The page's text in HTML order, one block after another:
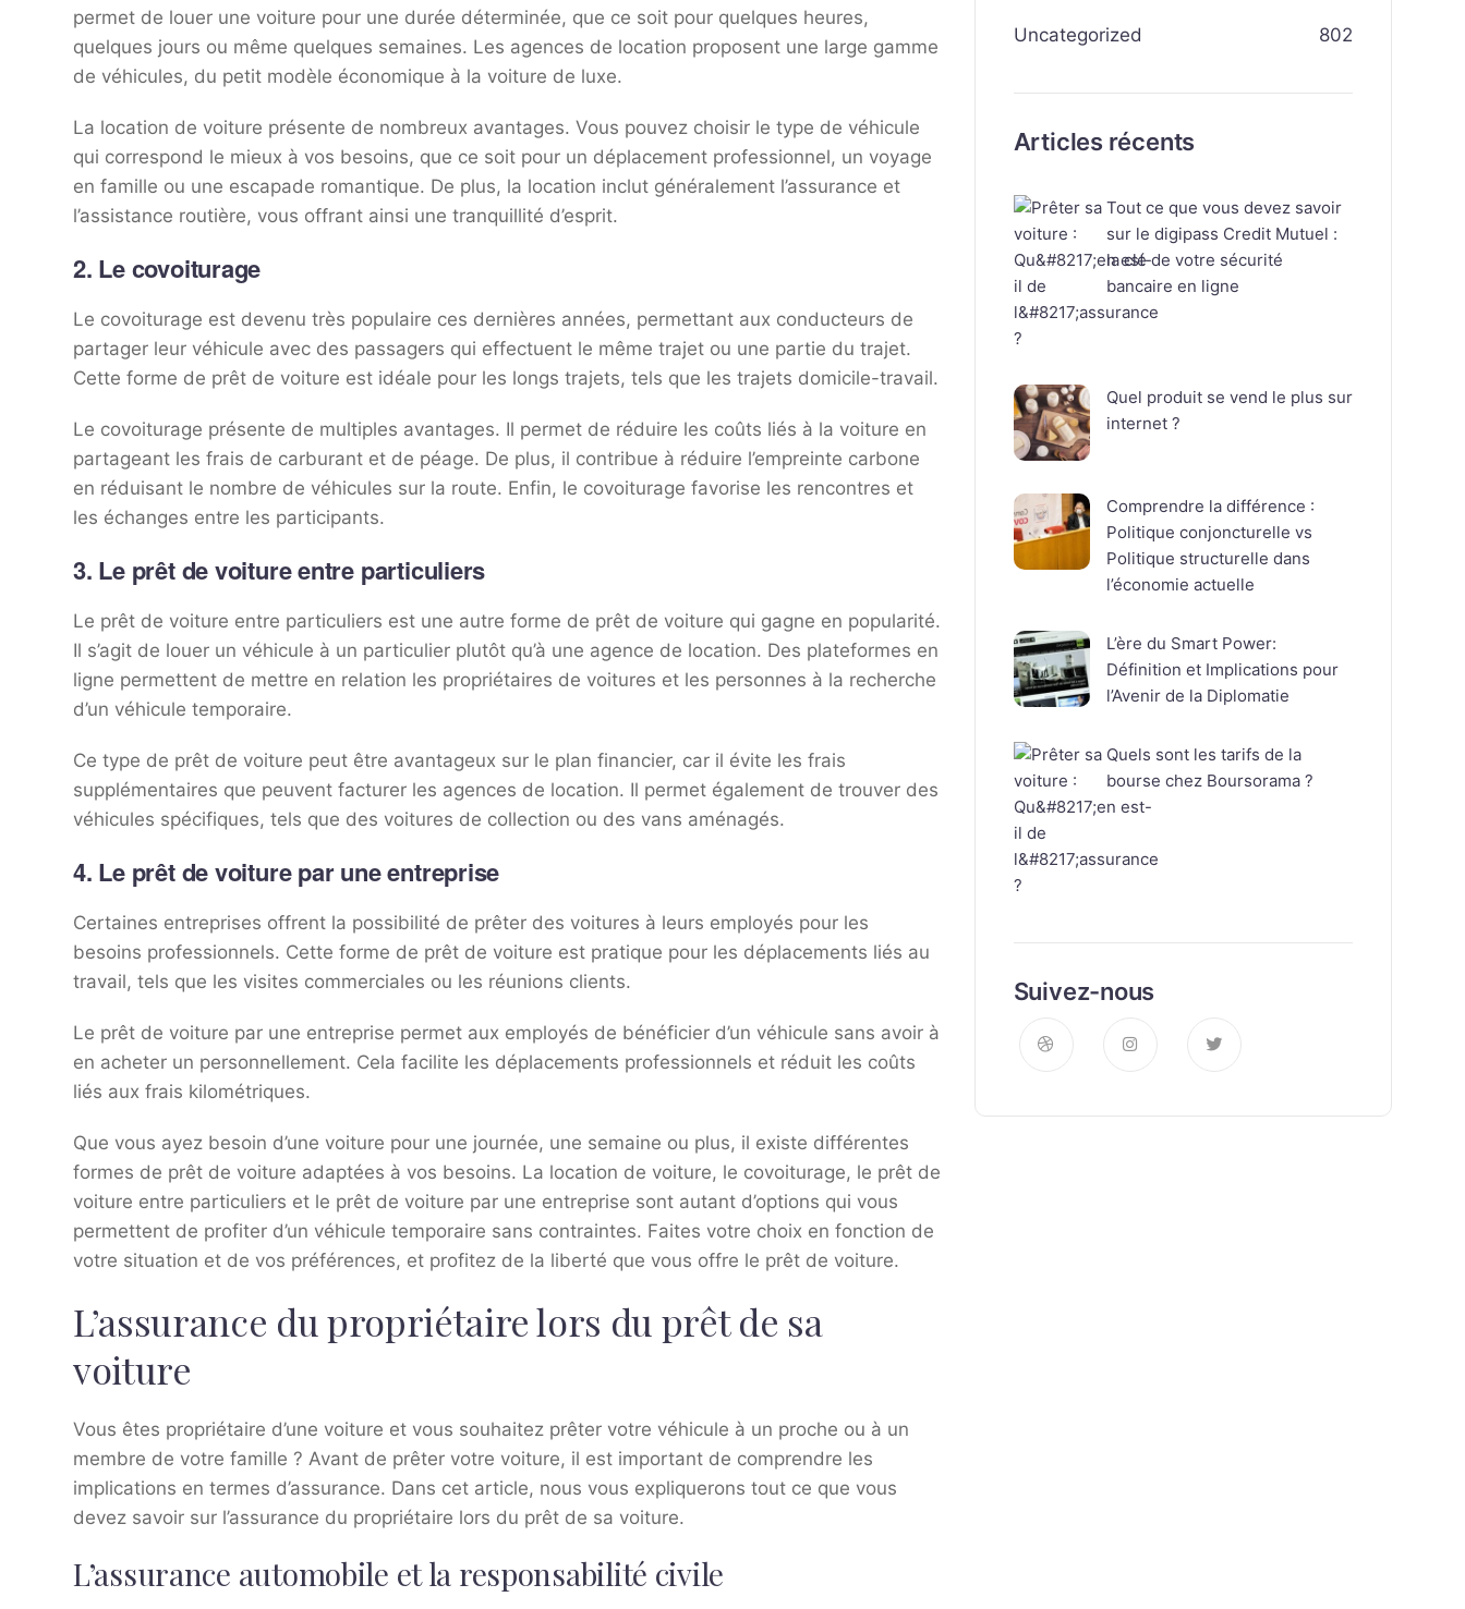
permet de louer une voiture pour une durée déterminée, que ce soit pour quelques heures,
quelques jours ou même quelques semaines. Les agences de location proposent une large gamme
de véhicules, du petit modèle économique à la voiture de luxe.
La location de voiture présente de nombreux avantages. Vous pouvez choisir le type de véhicule
qui correspond le mieux à vos besoins, que ce soit pour un déplacement professionnel, un voyage
en famille ou une escapade romantique. De plus, la location inclut généralement l’assurance et
l’assistance routière, vous offrant ainsi une tranquillité d’esprit.
2. Le covoiturage
Le covoiturage est devenu très populaire ces dernières années, permettant aux conducteurs de
partager leur véhicule avec des passagers qui effectuent le même trajet ou une partie du trajet.
Cette forme de prêt de voiture est idéale pour les longs trajets, tels que les trajets domicile-travail.
Le covoiturage présente de multiples avantages. Il permet de réduire les coûts liés à la voiture en
partageant les frais de carburant et de péage. De plus, il contribue à réduire l’empreinte carbone
en réduisant le nombre de véhicules sur la route. Enfin, le covoiturage favorise les rencontres et
les échanges entre les participants.
3. Le prêt de voiture entre particuliers
Le prêt de voiture entre particuliers est une autre forme de prêt de voiture qui gagne en popularité.
Il s’agit de louer un véhicule à un particulier plutôt qu’à une agence de location. Des plateformes en
ligne permettent de mettre en relation les propriétaires de voitures et les personnes à la recherche
d’un véhicule temporaire.
Ce type de prêt de voiture peut être avantageux sur le plan financier, car il évite les frais
supplémentaires que peuvent facturer les agences de location. Il permet également de trouver des
véhicules spécifiques, tels que des voitures de collection ou des vans aménagés.
4. Le prêt de voiture par une entreprise
Certaines entreprises offrent la possibilité de prêter des voitures à leurs employés pour les
besoins professionnels. Cette forme de prêt de voiture est pratique pour les déplacements liés au
travail, tels que les visites commerciales ou les réunions clients.
Le prêt de voiture par une entreprise permet aux employés de bénéficier d’un véhicule sans avoir à
en acheter un personnellement. Cela facilite les déplacements professionnels et réduit les coûts
liés aux frais kilométriques.
Que vous ayez besoin d’une voiture pour une journée, une semaine ou plus, il existe différentes
formes de prêt de voiture adaptées à vos besoins. La location de voiture, le covoiturage, le prêt de
voiture entre particuliers et le prêt de voiture par une entreprise sont autant d’options qui vous
permettent de profiter d’un véhicule temporaire sans contraintes. Faites votre choix en fonction de
votre situation et de vos préférences, et profitez de la liberté que vous offre le prêt de voiture.
L’assurance du propriétaire lors du prêt de sa
voiture
Vous êtes propriétaire d’une voiture et vous souhaitez prêter votre véhicule à un proche ou à un
membre de votre famille ? Avant de prêter votre voiture, il est important de comprendre les
implications en termes d’assurance. Dans cet article, nous vous expliquerons tout ce que vous
devez savoir sur l’assurance du propriétaire lors du prêt de sa voiture.
L’assurance automobile et la responsabilité civile
Uncategorized 802
Articles récents
Tout ce que vous devez savoir
sur le digipass Credit Mutuel :
la clé de votre sécurité
bancaire en ligne
Quel produit se vend le plus sur
internet ?
Comprendre la différence :
Politique conjoncturelle vs
Politique structurelle dans
l’économie actuelle
L’ère du Smart Power:
Définition et Implications pour
l’Avenir de la Diplomatie
Quels sont les tarifs de la
bourse chez Boursorama ?
Suivez-nous